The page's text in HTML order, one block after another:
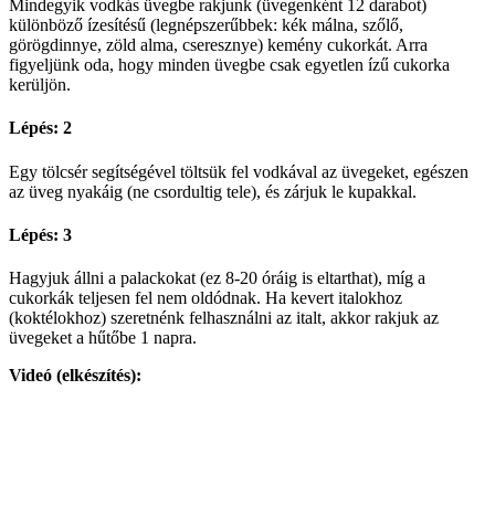
Mindegyik vodkás üvegbe rakjunk (üvegenként 12 darabot)
különböző ízesítésű (legnépszerűbbek: kék málna, szőlő,
görögdinnye, zöld alma, cseresznye) kemény cukorkát. Arra
figyeljünk oda, hogy minden üvegbe csak egyetlen ízű cukorka
kerüljön.
Lépés: 2
Egy tölcsér segítségével töltsük fel vodkával az üvegeket, egészen
az üveg nyakáig (ne csordultig tele), és zárjuk le kupakkal.
Lépés: 3
Hagyjuk állni a palackokat (ez 8-20 óráig is eltarthat), míg a
cukorkák teljesen fel nem oldódnak. Ha kevert italokhoz
(koktélokhoz) szeretnénk felhasználni az italt, akkor rakjuk az
üvegeket a hűtőbe 1 napra.
Videó (elkészítés):